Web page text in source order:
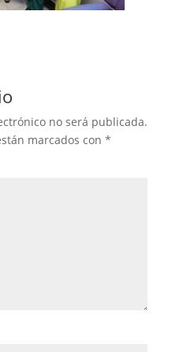
no será publicada.
marcados con *